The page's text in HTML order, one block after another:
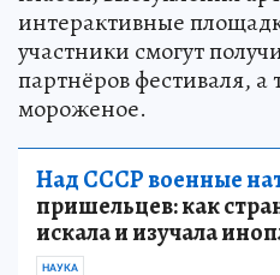
интерактивные
участники смогут
партнёров фестиваля, а
мороженое.
Над СССР военные
пришельцев: как
искала и изучала
НАУКА